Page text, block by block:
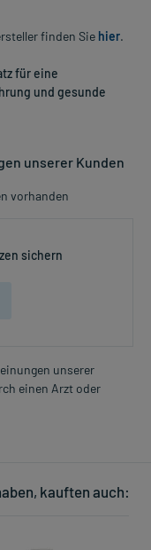
finden Sie hier.
für eine
und gesunde
unserer Kunden
vorhanden
sichern
unserer
einen Arzt oder
kauften auch: